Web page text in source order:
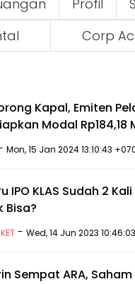
Profil
Corp
Kapal, Emiten
Modal Rp184,18
Mon, 15 Jan 2024 13:10:43
IPO KLAS Sudah 2 Kali
Bisa?
- Wed, 14 Jun 2023
Sempat ARA, Saham